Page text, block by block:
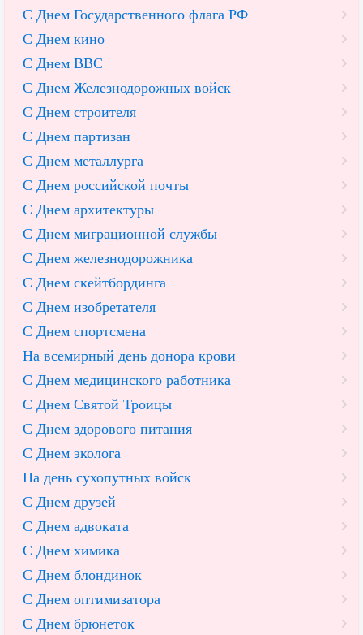
С Днем Государственного флага РФ
С Днем кино
С Днем ВВС
С Днем Железнодорожных войск
С Днем строителя
С Днем партизан
С Днем металлурга
С Днем российской почты
С Днем архитектуры
С Днем миграционной службы
С Днем железнодорожника
С Днем скейтбординга
С Днем изобретателя
С Днем спортсмена
На всемирный день донора крови
С Днем медицинского работника
С Днем Святой Троицы
С Днем здорового питания
С Днем эколога
На день сухопутных войск
С Днем друзей
С Днем адвоката
С Днем химика
С Днем блондинок
С Днем оптимизатора
С Днем брюнеток